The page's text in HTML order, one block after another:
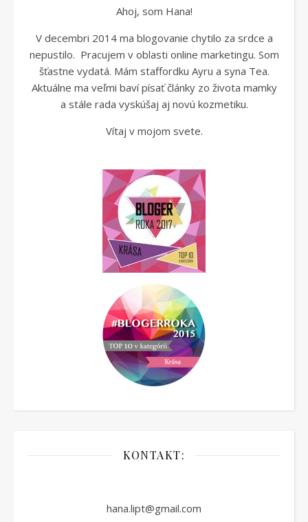
Ahoj, som Hana!
V decembri 2014 ma blogovanie chytilo za srdce a
nepustilo. Pracujem v oblasti online marketingu. Som
šťastne vydatá. Mám staffordku Ayru a syna Tea.
Aktuálne ma veľmi baví písať články zo života mamky
a stále rada vyskúšaj aj novú kozmetiku.
Vítaj v mojom svete.
KONTAKT:
hana.lipt@gmail.com